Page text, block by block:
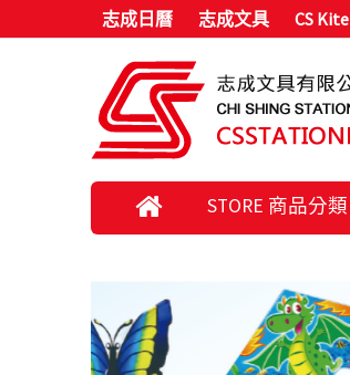
志成日曆 志成文具 CS Kite
STORE 商品分類